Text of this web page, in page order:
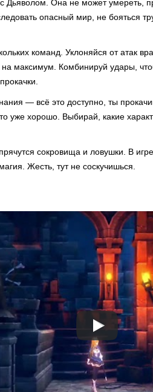
Дьяволом. Она не может умереть,
опасный мир, не бояться
команд. Уклоняйся от атак
максимум. Комбинируй удары,
— всё это доступно, ты
уже хорошо. Выбирай, какие
сокровища и ловушки. В
Жесть, тут не соскучишься.